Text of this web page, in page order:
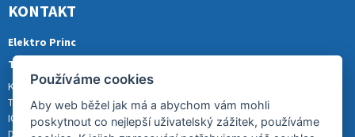
KONTAKT
Elektro Princ
Tomáš Princ
Krkonošská 290, 46841 TANVALD
Tel.: 773 880 988
IČ: 01153731
DIČ: CZ8007202522
Používáme cookies
Aby web běžel jak má a abychom vám mohli
poskytnout co nejlepší uživatelský zážitek, používáme